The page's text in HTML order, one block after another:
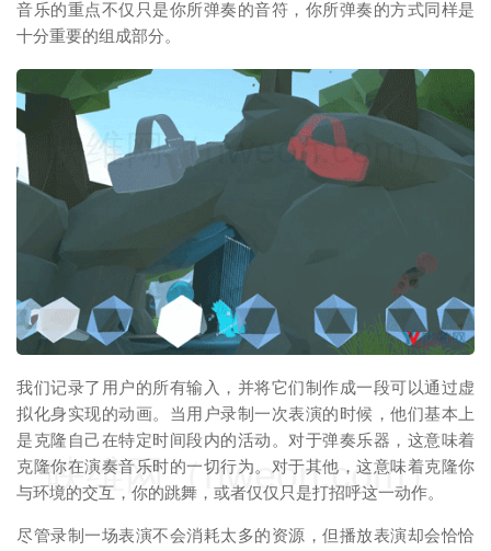
音乐的重点不仅只是你所弹奏的音符，你所弹奏的方式同样是
十分重要的组成部分。
我们记录了用户的所有输入，并将它们制作成一段可以通过虚
拟化身实现的动画。当用户录制一次表演的时候，他们基本上
是克隆自己在特定时间段内的活动。对于弹奏乐器，这意味着
克隆你在演奏音乐时的一切行为。对于其他，这意味着克隆你
与环境的交互，你的跳舞，或者仅仅只是打招呼这一动作。
尽管录制一场表演不会消耗太多的资源，但播放表演却会恰恰
映维网（nweon.com）
映维网（nweon.com）